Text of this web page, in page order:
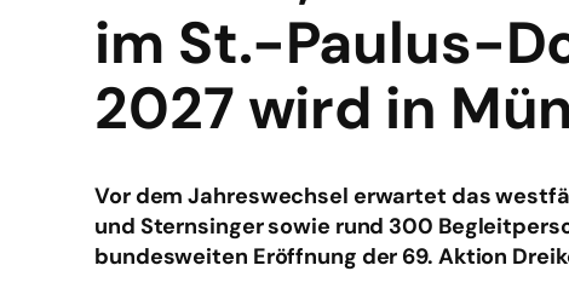
im St.-Paulus-
2027 wird in
Vor dem Jahreswechsel erwartet das
und Sternsinger sowie rund 300
bundesweiten Eröffnung der 69. Aktion